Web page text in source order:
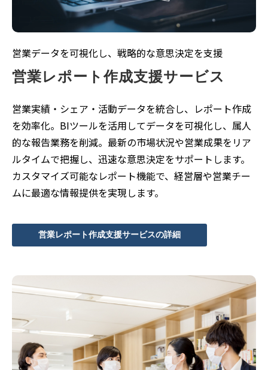
営業データを可視化し、戦略的な意思決定を支援
営業レポート作成支援サービス
営業実績・シェア・活動データを統合し、レポート作成
を効率化。BIツールを活用してデータを可視化し、属人
的な報告業務を削減。最新の市場状況や営業成果をリア
ルタイムで把握し、迅速な意思決定をサポートします。
カスタマイズ可能なレポート機能で、経営層や営業チー
ムに最適な情報提供を実現します。
営業レポート作成支援サービスの詳細